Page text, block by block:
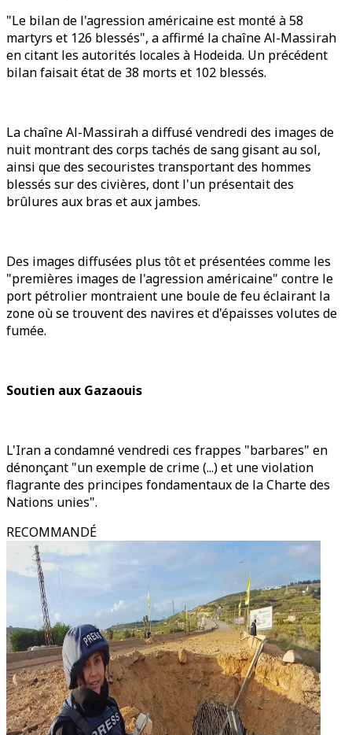
"Le bilan de l'agression américaine est monté à 58
martyrs et 126 blessés", a affirmé la chaîne Al-Massirah
en citant les autorités locales à Hodeida. Un précédent
bilan faisait état de 38 morts et 102 blessés.
La chaîne Al-Massirah a diffusé vendredi des images de
nuit montrant des corps tachés de sang gisant au sol,
ainsi que des secouristes transportant des hommes
blessés sur des civières, dont l'un présentait des
brûlures aux bras et aux jambes.
Des images diffusées plus tôt et présentées comme les
"premières images de l'agression américaine" contre le
port pétrolier montraient une boule de feu éclairant la
zone où se trouvent des navires et d'épaisses volutes de
fumée.
Soutien aux Gazaouis
L'Iran a condamné vendredi ces frappes "barbares" en
dénonçant "un exemple de crime (...) et une violation
flagrante des principes fondamentaux de la Charte des
Nations unies".
RECOMMANDÉ